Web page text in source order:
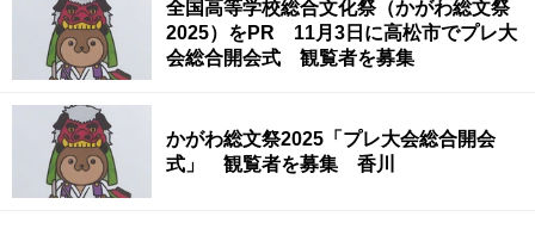
全国高等学校総合文化祭（かがわ総文祭
2025）をPR 11月3日に高松市でプレ大
会総合開会式 観覧者を募集
かがわ総文祭2025「プレ大会総合開会
式」 観覧者を募集 香川